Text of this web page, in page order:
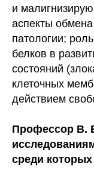
и
аспекты
патологии;
белков в
состояний
клеточных
действием
Профессор В.
среди